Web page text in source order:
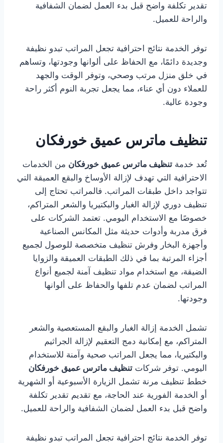
تقدير تكلفة واضح قبل بدء العمل لضمان الشفافية
والراحة للعميل.
توفر الخدمة نتائج احترافية تجعل المراتب تبدو نظيفة
وجديدة دائمًا، مع الحفاظ على ألوانها وجودتها، وتساهم
في خلق منزل مرتب وصحي، وتوفر الوقت والجهد
للعملاء دون أي عناء، مما يجعل تجربة النوم أكثر راحة
وجودة عالية.
تنظيف ماترس عميق خورفكان
تُعد خدمة تنظيف ماترس عميق خورفكان من الخدمات
الاحترافية التي تهدف لإزالة الأوساخ والبقع العميقة التي
تتواجد داخل طبقات المراتب. فالمراتب تحتاج إلى
تنظيف دوري لإزالة الغبار والبكتيريا والشعر المتراكم،
خصوصًا مع الاستخدام اليومي. تعتمد الشركات على
فرق مدربة وأدوات حديثة مثل المكانس الصناعية
وأجهزة البخار وفرش تنظيف متخصصة للوصول لجميع
أجزاء المرتبة بما في ذلك الطبقات العميقة والزوايا
الضيقة، مع استخدام مواد تنظيف آمنة لجميع أنواع
المراتب لضمان عدم تلفها والحفاظ على ألوانها
وجودتها.
تشمل الخدمة إزالة الغبار والبقع المستعصية والشعر
المتراكم، مع إمكانية دمج التعقيم لإزالة الجراثيم
والبكتيريا، مما يجعل المراتب صحية وآمنة للاستخدام
اليومي. توفر شركات تنظيف ماترس عميق خورفكان
خطط تنظيف مرنة تشمل الزيارة الأسبوعية أو الشهرية
أو الخدمة الفورية عند الحاجة، مع تقديم تقدير تكلفة
واضح قبل بدء العمل لضمان الشفافية والراحة للعميل.
توفر الخدمة نتائج احترافية تجعل المراتب تبدو نظيفة